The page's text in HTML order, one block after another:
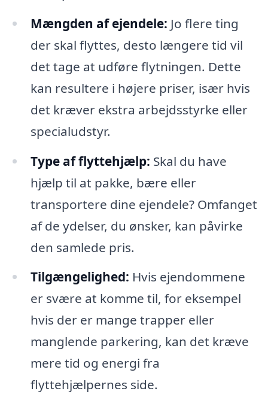
Mængden af ejendele: Jo flere ting
der skal flyttes, desto længere tid vil
det tage at udføre flytningen. Dette
kan resultere i højere priser, især hvis
det kræver ekstra arbejdsstyrke eller
specialudstyr.
Type af flyttehjælp: Skal du have
hjælp til at pakke, bære eller
transportere dine ejendele? Omfanget
af de ydelser, du ønsker, kan påvirke
den samlede pris.
Tilgængelighed: Hvis ejendommene
er svære at komme til, for eksempel
hvis der er mange trapper eller
manglende parkering, kan det kræve
mere tid og energi fra
flyttehjælpernes side.